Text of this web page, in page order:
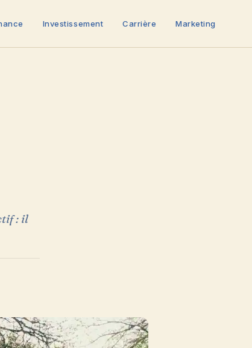
Investissement Carrière Marketing
: il